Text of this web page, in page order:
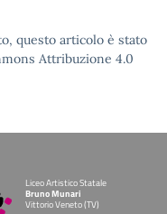
questo articolo è stato
Attribuzione 4.0
Liceo Artistico Statale
Bruno Munari
Vittorio Veneto (TV)